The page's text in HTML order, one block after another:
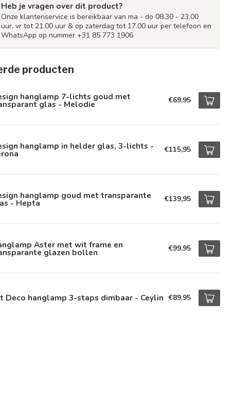
Heb je vragen over dit product?
Onze klantenservice is bereikbaar van ma - do 08.30 - 23.00
uur, vr tot 21.00 uur & op zaterdag tot 17.00 uur per telefoon en
WhatsApp op nummer +31 85 773 1906
producten
hanglamp 7-lichts goud met
glas - Melodie €69,95
hanglamp in helder glas, 3-lichts - €115,95
hanglamp goud met transparante
- Hepta €139,95
Aster met wit frame en
glazen bollen €99,95
Deco hanglamp 3-staps dimbaar - Ceylin €89,95